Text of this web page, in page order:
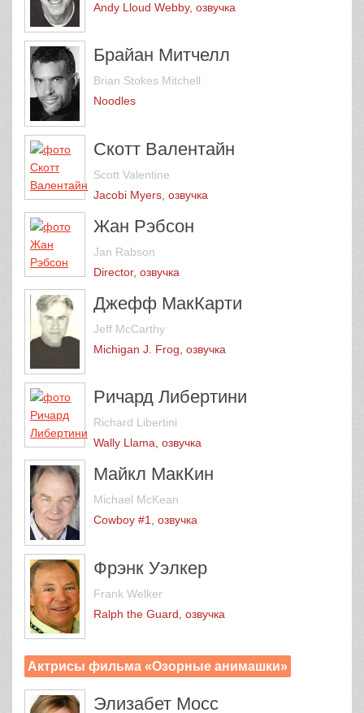
Andy Lloud Webby, озвучка
Брайан Митчелл
Brian Stokes Mitchell
Noodles
Скотт Валентайн
Scott Valentine
Jacobi Myers, озвучка
Жан Рэбсон
Jan Rabson
Director, озвучка
Джефф МакКарти
Jeff McCarthy
Michigan J. Frog, озвучка
Ричард Либертини
Richard Libertini
Wally Llama, озвучка
Майкл МакКин
Michael McKean
Cowboy #1, озвучка
Фрэнк Уэлкер
Frank Welker
Ralph the Guard, озвучка
Актрисы фильма «Озорные анимашки»
Элизабет Мосс